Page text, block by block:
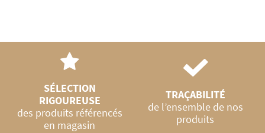
SÉLECTION
RIGOUREUSE
des produits référencés
en magasin
TRAÇABILITÉ
de l’ensemble de nos
produits